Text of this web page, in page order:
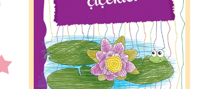
Öğretmen
Ebeveyn
İletişim